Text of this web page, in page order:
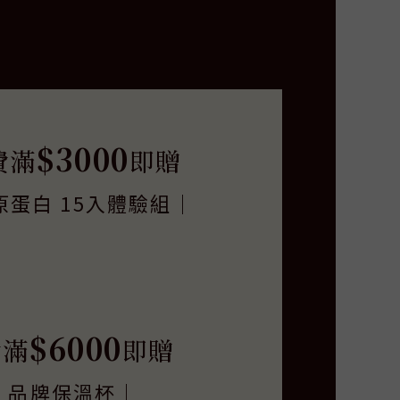
滿$3000即贈
蛋白 15入體驗組｜
$6000即贈
品牌保溫杯｜